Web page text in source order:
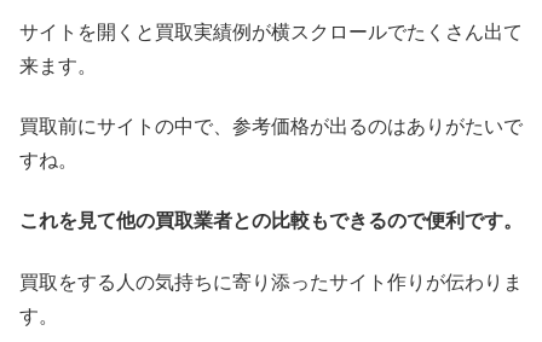
サイトを開くと買取実績例が横スクロールでたくさん出て
来ます。
買取前にサイトの中で、参考価格が出るのはありがたいで
すね。
これを見て他の買取業者との比較もできるので便利です。
買取をする人の気持ちに寄り添ったサイト作りが伝わりま
す。